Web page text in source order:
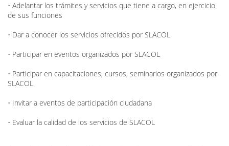
• Adelantar los trámites y servicios que tiene a cargo, en ejercicio
de sus funciones
• Dar a conocer los servicios ofrecidos por SLACOL
• Participar en eventos organizados por SLACOL
• Participar en capacitaciones, cursos, seminarios organizados por
SLACOL
• Invitar a eventos de participación ciudadana
• Evaluar la calidad de los servicios de SLACOL